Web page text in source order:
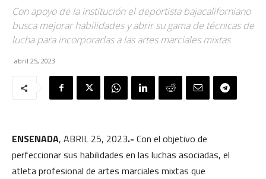
Con apoyo de la institución el deportista bajacaliforniano
busca mejorar habilidades y abrir su gama de técnicas de
lucha para incorporarlas a las artes marciales mixtas
abril 25, 2023
ENSENADA, ABRIL 25, 2023.- Con el objetivo de
perfeccionar sus habilidades en las luchas asociadas, el
atleta profesional de artes marciales mixtas que